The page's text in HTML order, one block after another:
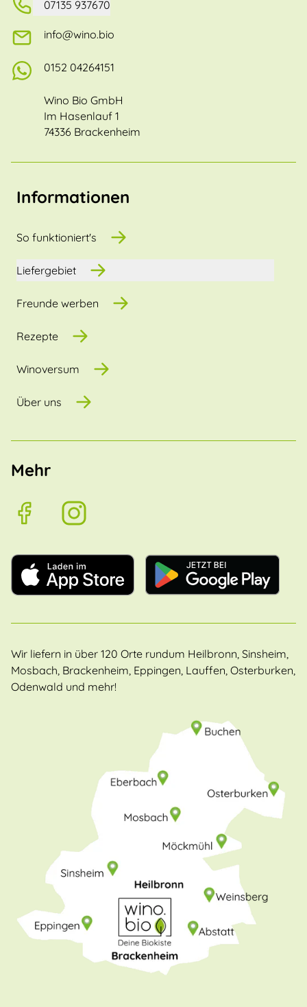
07135 937670
info@wino.bio
0152 04264151
Wino Bio GmbH
Im Hasenlauf 1
74336 Brackenheim
Informationen
So funktioniert's
Liefergebiet
Freunde werben
Rezepte
Winoversum
Über uns
Mehr
Wir liefern in über 120 Orte rundum Heilbronn, Sinsheim,
Mosbach, Brackenheim, Eppingen, Lauffen, Osterburken,
Odenwald und mehr!